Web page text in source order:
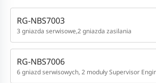
RG-NBS7003
3 gniazda serwisowe,2 gniazda zasilania
RG-NBS7006
6 gniazd serwisowych, 2 moduły Supervisor